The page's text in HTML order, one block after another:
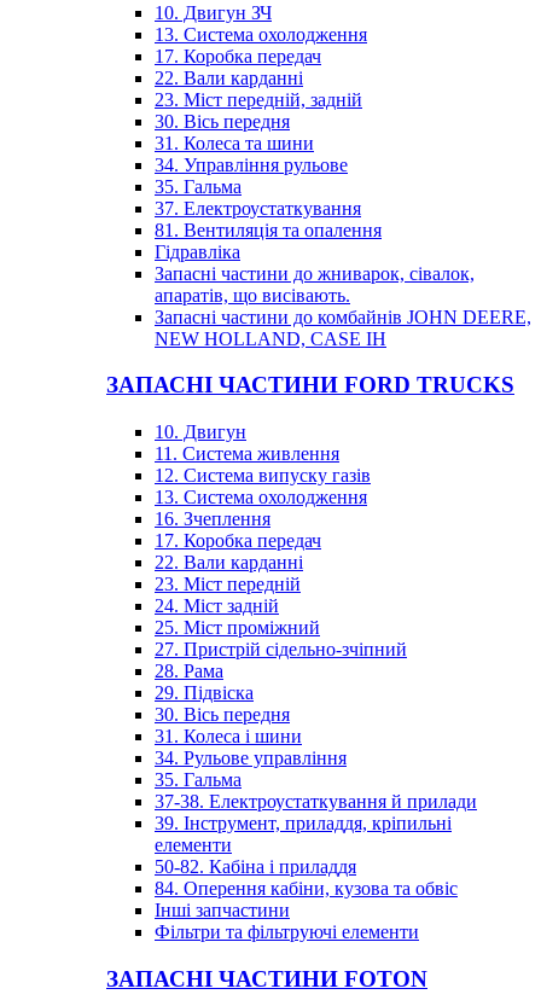
10. Двигун ЗЧ
13. Система охолодження
17. Коробка передач
22. Вали карданні
23. Міст передній, задній
30. Вісь передня
31. Колеса та шини
34. Управління рульове
35. Гальма
37. Електроустаткування
81. Вентиляція та опалення
Гідравліка
Запасні частини до жниварок, сівалок,
апаратів, що висівають.
Запасні частини до комбайнів JOHN DEERE,
NEW HOLLAND, CASE IH
ЗАПАСНІ ЧАСТИНИ FORD TRUCKS
10. Двигун
11. Система живлення
12. Система випуску газів
13. Система охолодження
16. Зчеплення
17. Коробка передач
22. Вали карданні
23. Міст передній
24. Міст задній
25. Міст проміжний
27. Пристрій сідельно-зчіпний
28. Рама
29. Підвіска
30. Вісь передня
31. Колеса і шини
34. Рульове управління
35. Гальма
37-38. Електроустаткування й прилади
39. Інструмент, приладдя, кріпильні
елементи
50-82. Кабіна і приладдя
84. Оперення кабіни, кузова та обвіс
Інші запчастини
Фільтри та фільтруючі елементи
ЗАПАСНІ ЧАСТИНИ FOTON